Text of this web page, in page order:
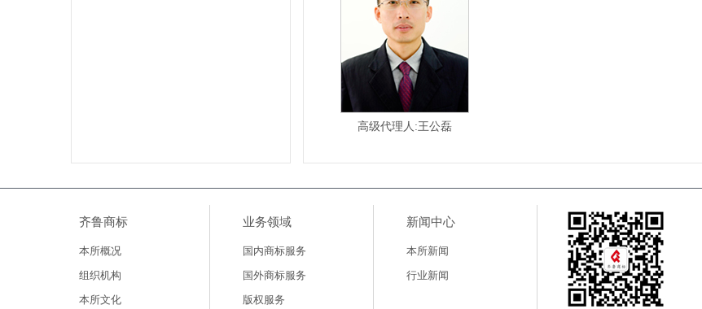
高级代理人:王公磊
齐鲁商标
本所概况
组织机构
本所文化
业务领域
国内商标服务
国外商标服务
版权服务
新闻中心
本所新闻
行业新闻